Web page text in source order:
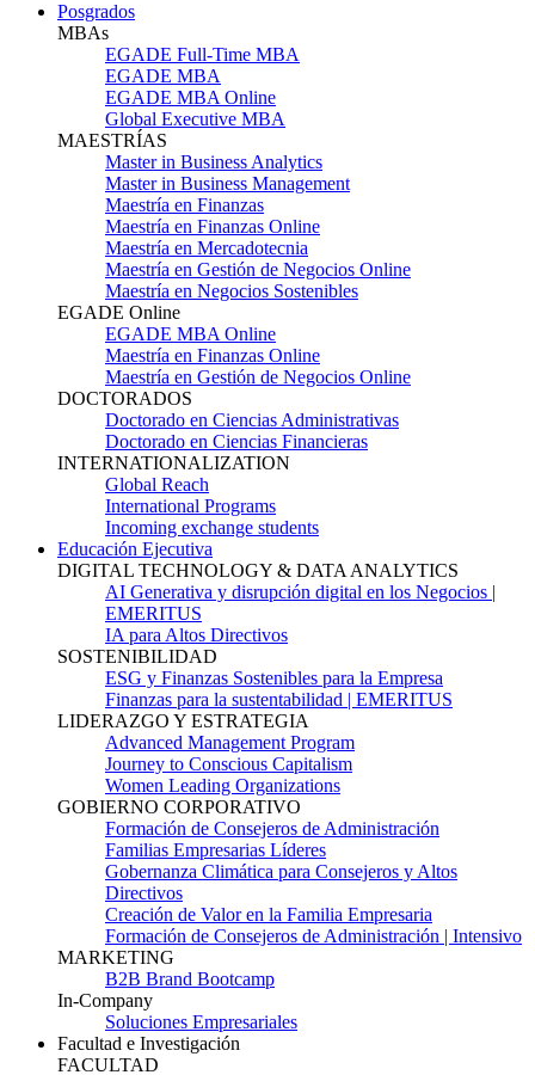
Posgrados
MBAs
EGADE Full-Time MBA
EGADE MBA
EGADE MBA Online
Global Executive MBA
MAESTRÍAS
Master in Business Analytics
Master in Business Management
Maestría en Finanzas
Maestría en Finanzas Online
Maestría en Mercadotecnia
Maestría en Gestión de Negocios Online
Maestría en Negocios Sostenibles
EGADE Online
EGADE MBA Online
Maestría en Finanzas Online
Maestría en Gestión de Negocios Online
DOCTORADOS
Doctorado en Ciencias Administrativas
Doctorado en Ciencias Financieras
INTERNATIONALIZATION
Global Reach
International Programs
Incoming exchange students
Educación Ejecutiva
DIGITAL TECHNOLOGY & DATA ANALYTICS
AI Generativa y disrupción digital en los Negocios |
EMERITUS
IA para Altos Directivos
SOSTENIBILIDAD
ESG y Finanzas Sostenibles para la Empresa
Finanzas para la sustentabilidad | EMERITUS
LIDERAZGO Y ESTRATEGIA
Advanced Management Program
Journey to Conscious Capitalism
Women Leading Organizations
GOBIERNO CORPORATIVO
Formación de Consejeros de Administración
Familias Empresarias Líderes
Gobernanza Climática para Consejeros y Altos
Directivos
Creación de Valor en la Familia Empresaria
Formación de Consejeros de Administración | Intensivo
MARKETING
B2B Brand Bootcamp
In-Company
Soluciones Empresariales
Facultad e Investigación
FACULTAD